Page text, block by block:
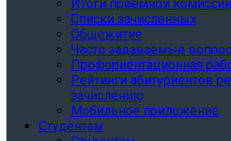
Итоги приёмной комиссии
Списки зачисленных
Общежитие
Часто задаваемые
Профориентационная
Рейтинги абитуриентов
зачислению
Мобильное приложение
Студентам